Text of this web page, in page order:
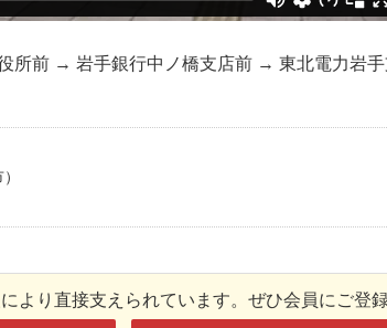
所前 → 岩手銀行中ノ橋支店前 → 東北電力岩
より直接支えられています。ぜひ会員にご登録